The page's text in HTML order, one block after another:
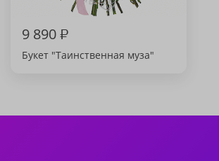
9 890₽
Букет "Таинственная муза"